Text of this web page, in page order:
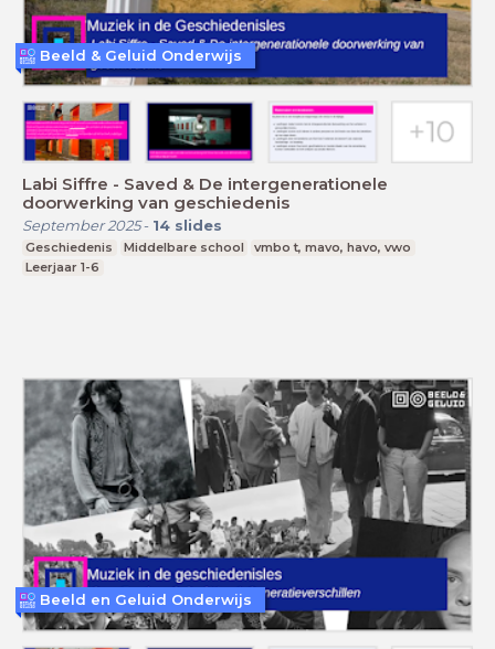
Labi Siffre - Saved & De intergenerationele
doorwerking van geschiedenis
September 2025- 14 slides
Geschiedenis Middelbare school
vmbo t, mavo, havo, vwo
Leerjaar 1-6
Beeld & Geluid Onderwijs
Beeld en Geluid Onderwijs